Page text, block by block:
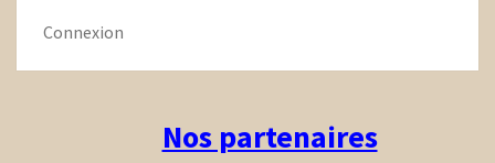
Connexion
Nos partenaires